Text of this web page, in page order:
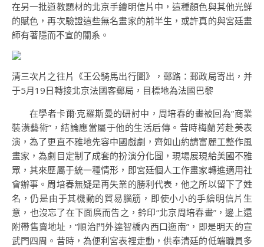
在另一批道教題材的北京手繪明信片中，這種顏色與其他光鮮
的賦色，再次驗證這些無名畫家的前半生，或許真的與宮廷畫
師有著隱而不宣的關系。
清三次片之往片《王公騎馬出行圖》，郵路：郵政局寄出，并
于5月19日轉接北京法國客郵局，目標地為法國巴黎
在學者卡爾·克羅斯曼的研討中，周培春的畫被回為“商業
裝潢藝術”，結論應當屬于他的生活后傳。昔時梅蘭芳赴美表
演，為了更直不雅地先容中國戲劇，齊如山約請富麗工整作風
畫家，為劇目定制了成套的扮演分化圖，現場展現給美國不雅
眾，其來歷屬于統一種情形，即宮廷個人工作畫家轉進適用社
會辦事。周培春無疑是再失業的勝利代表，他之所以留下了姓
名，仍是由于其機動的貿易腦筋，即使小小的手繪明信片生
意，也沒忘了在下面廣而告之，鈐印“北京周培春畫”，邊上還
附帶售賣地址，“順治門外達智橋內西口迤南”，即是明天的宣
武門四周。昔時，為便利宮表裡走動，供奉清廷的低端職員多